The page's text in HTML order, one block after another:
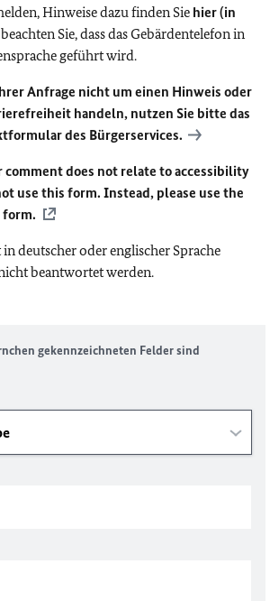
Hinweise dazu finden Sie hier (in
Sie, dass das Gebärdentelefon in
geführt wird.
Anfrage nicht um einen Hinweis oder
handeln, nutzen Sie bitte das
des Bürgerservices.
does not relate to accessibility
use this form. Instead, please use the
form.
deutscher oder englischer Sprache
beantwortet werden.
gekennzeichneten Felder sind